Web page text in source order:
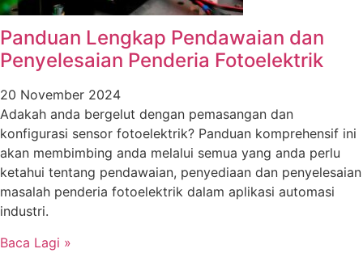
Panduan Lengkap Pendawaian dan
Penyelesaian Penderia Fotoelektrik
20 November 2024
Adakah anda bergelut dengan pemasangan dan
konfigurasi sensor fotoelektrik? Panduan komprehensif ini
akan membimbing anda melalui semua yang anda perlu
ketahui tentang pendawaian, penyediaan dan penyelesaian
masalah penderia fotoelektrik dalam aplikasi automasi
industri.
Baca Lagi »